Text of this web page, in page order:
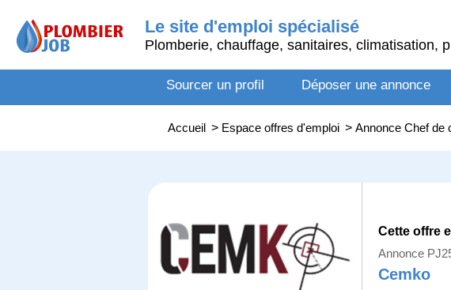
Le site d'emploi spécialisé
Plomberie, chauffage, sanitaires, climatisation,
Sourcer un profil Déposer une annonce
Accueil > Espace offres d'emploi > Annonce Chef de
Cette offre
Annonce
Cemko